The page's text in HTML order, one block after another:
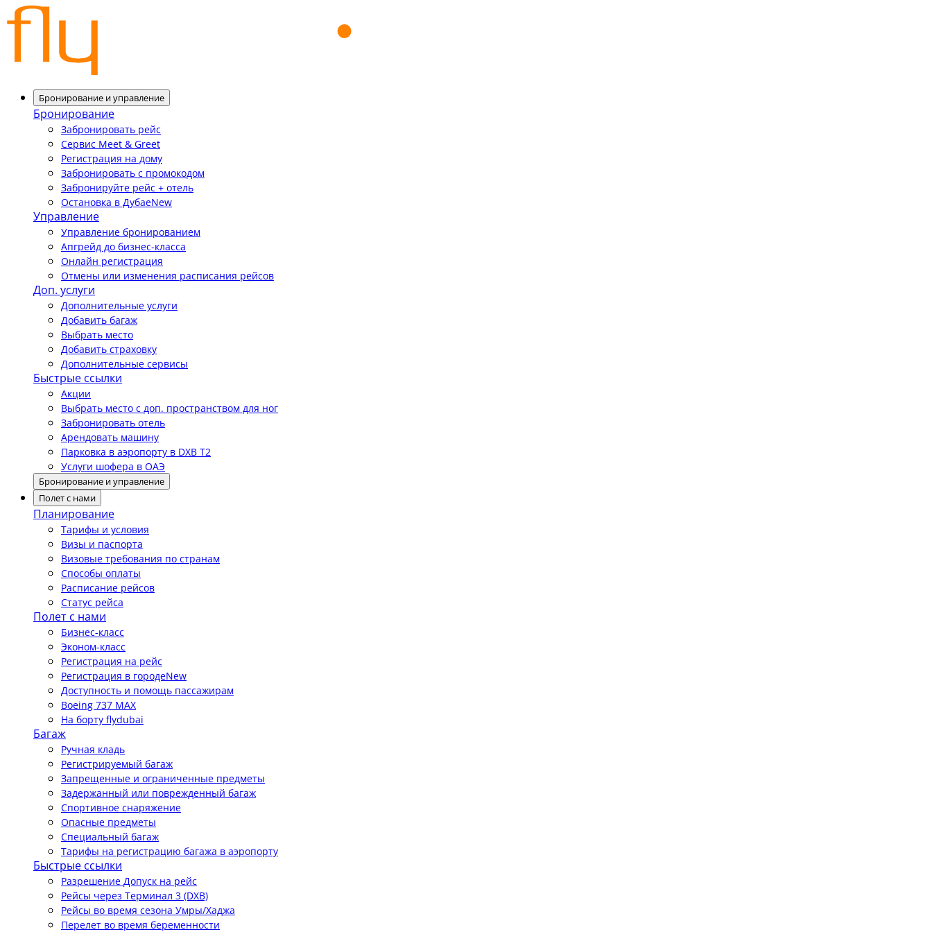
Бронирование и управление
Бронирование
Забронировать рейс
Сервис Meet & Greet
Регистрация на дому
Забронировать с промокодом
Забронируйте рейс + отель
Остановка в ДубаеNew
Управление
Управление бронированием
Апгрейд до бизнес-класса
Онлайн регистрация
Отмены или изменения расписания рейсов
Доп. услуги
Дополнительные услуги
Добавить багаж
Выбрать место
Добавить страховку
Дополнительные сервисы
Быстрые ссылки
Акции
Выбрать место с доп. пространством для ног
Забронировать отель
Арендовать машину
Парковка в аэропорту в DXB T2
Услуги шофера в ОАЭ
Бронирование и управление
Полет с нами
Планирование
Тарифы и условия
Визы и паспорта
Визовые требования по странам
Способы оплаты
Расписание рейсов
Статус рейса
Полет с нами
Бизнес-класс
Эконом-класс
Регистрация на рейс
Регистрация в городеNew
Доступность и помощь пассажирам
Boeing 737 MAX
На борту flydubai
Багаж
Ручная кладь
Регистрируемый багаж
Запрещенные и ограниченные предметы
Задержанный или поврежденный багаж
Спортивное снаряжение
Опасные предметы
Специальный багаж
Тарифы на регистрацию багажа в аэропорту
Быстрые ссылки
Разрешение Допуск на рейс
Рейсы через Терминал 3 (DXB)
Рейсы во время сезона Умры/Хаджа
Перелет во время беременности